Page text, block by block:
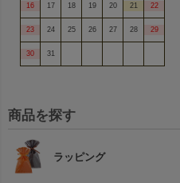
16 17 18 19 20 21 22
23 24 25 26 27 28 29
30 31
商品を探す
ラッピング